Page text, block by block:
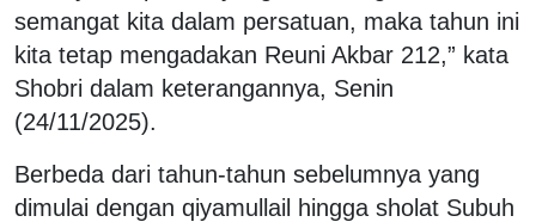
semangat kita dalam persatuan, maka tahun ini
kita tetap mengadakan Reuni Akbar 212,” kata
Shobri dalam keterangannya, Senin
(24/11/2025).
Berbeda dari tahun-tahun sebelumnya yang
dimulai dengan qiyamullail hingga sholat Subuh